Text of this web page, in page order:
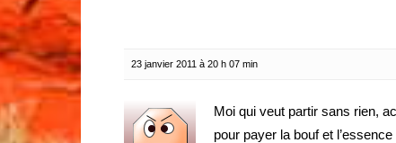
23 janvier 2011 à 20 h 07 min
Moi qui veut partir sans rien,
pour payer la bouf et